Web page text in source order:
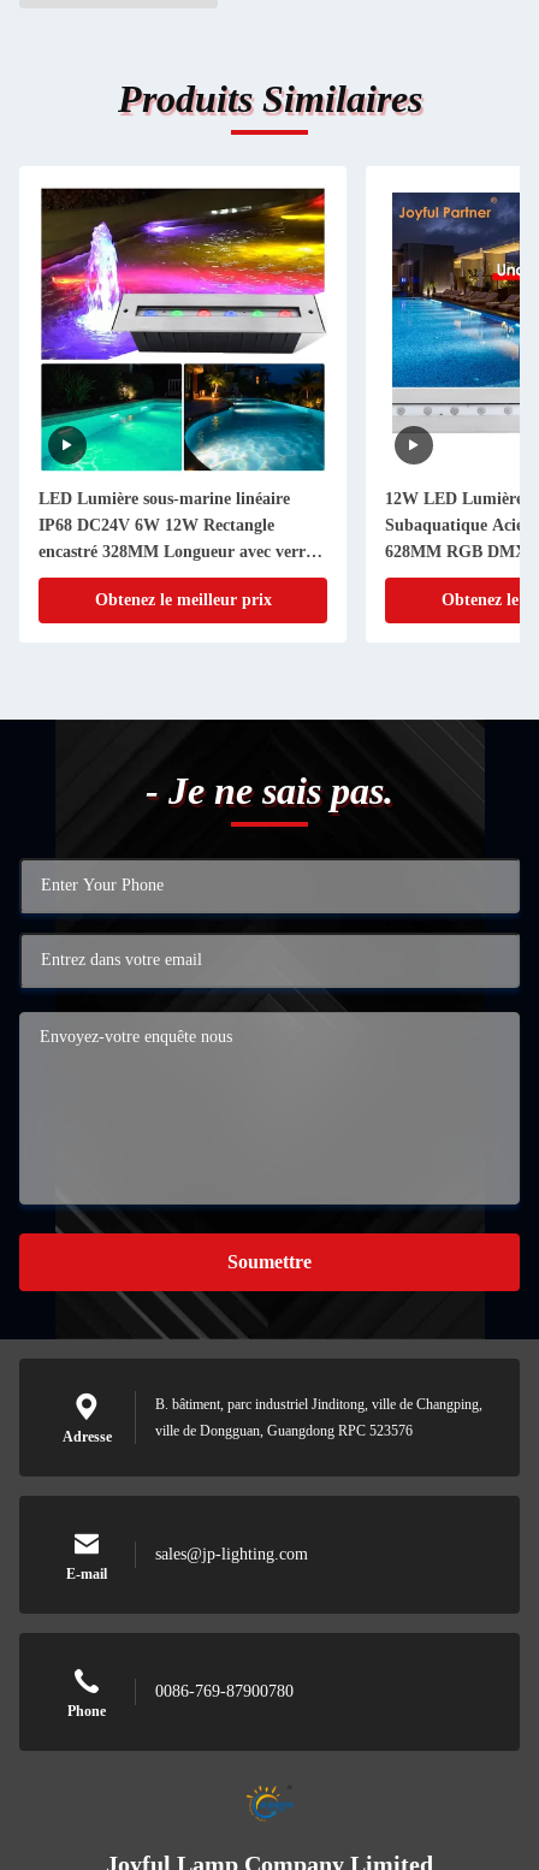
Produits Similaires
LED Lumière sous-marine linéaire
IP68 DC24V 6W 12W Rectangle
encastré 328MM Longueur avec verre
trempé 8MM
Obtenez le meilleur prix
12W LED Lumière
Subaquatique Acier
628MM RGB
DC24V
Obtenez le
- Je ne sais pas.
Soumettre
Adresse
B. bâtiment, parc industriel Jinditong, ville de Changping,
ville de Dongguan, Guangdong RPC 523576
E-mail
sales@jp-lighting.com
Phone
0086-769-87900780
Joyful Lamp Company Limited